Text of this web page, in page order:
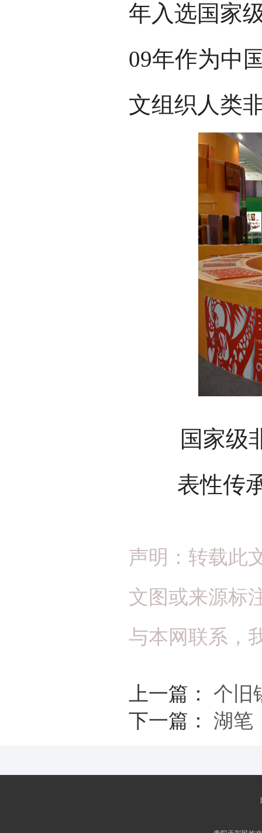
年入选国家
09年作为中
文组织人类
国家级非
表性传
声明：转载此
文图或来源标
与本网联系，
上一篇： 个旧
下一篇： 湖笔